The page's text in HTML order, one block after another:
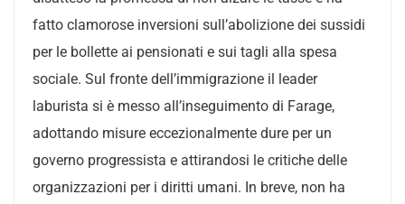
fatto clamorose inversioni sull’abolizione dei sussidi
per le bollette ai pensionati e sui tagli alla spesa
sociale. Sul fronte dell’immigrazione il leader
laburista si è messo all’inseguimento di Farage,
adottando misure eccezionalmente dure per un
governo progressista e attirandosi le critiche delle
organizzazioni per i diritti umani. In breve, non ha